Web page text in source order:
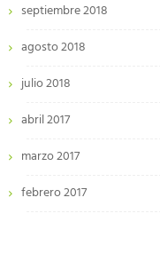
septiembre 2018
agosto 2018
julio 2018
abril 2017
marzo 2017
febrero 2017